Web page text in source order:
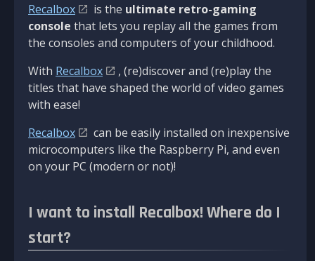
Recalbox is the ultimate retro-gaming
console that lets you replay all the games from
the consoles and computers of your childhood.
With Recalbox
, (re)discover and (re)play the
titles that have shaped the world of video games
with ease!
Recalbox
can be easily installed on inexpensive
microcomputers like the Raspberry Pi, and even
on your PC (modern or not)!
I want to install Recalbox! Where do I
start?